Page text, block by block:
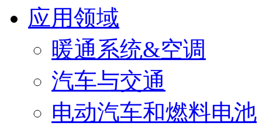
应用领域
暖通系统&空调
汽车与交通
电动汽车和燃料电池